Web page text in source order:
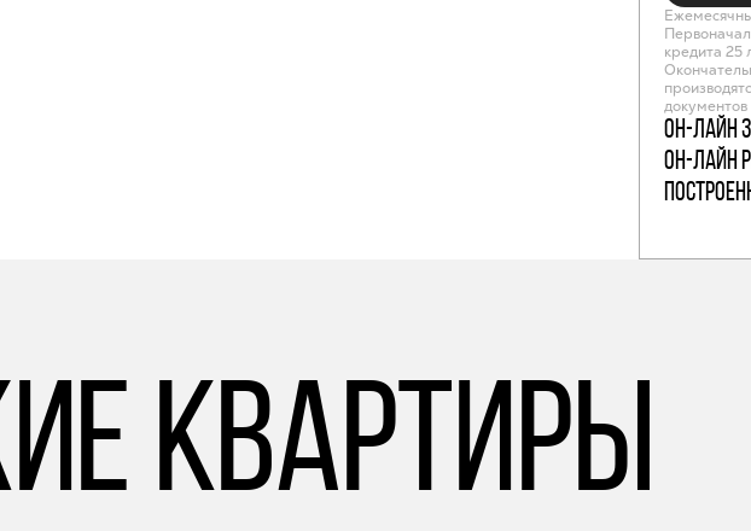
кредита 25
документов
Он-лайн
Он-лайн
квартиры